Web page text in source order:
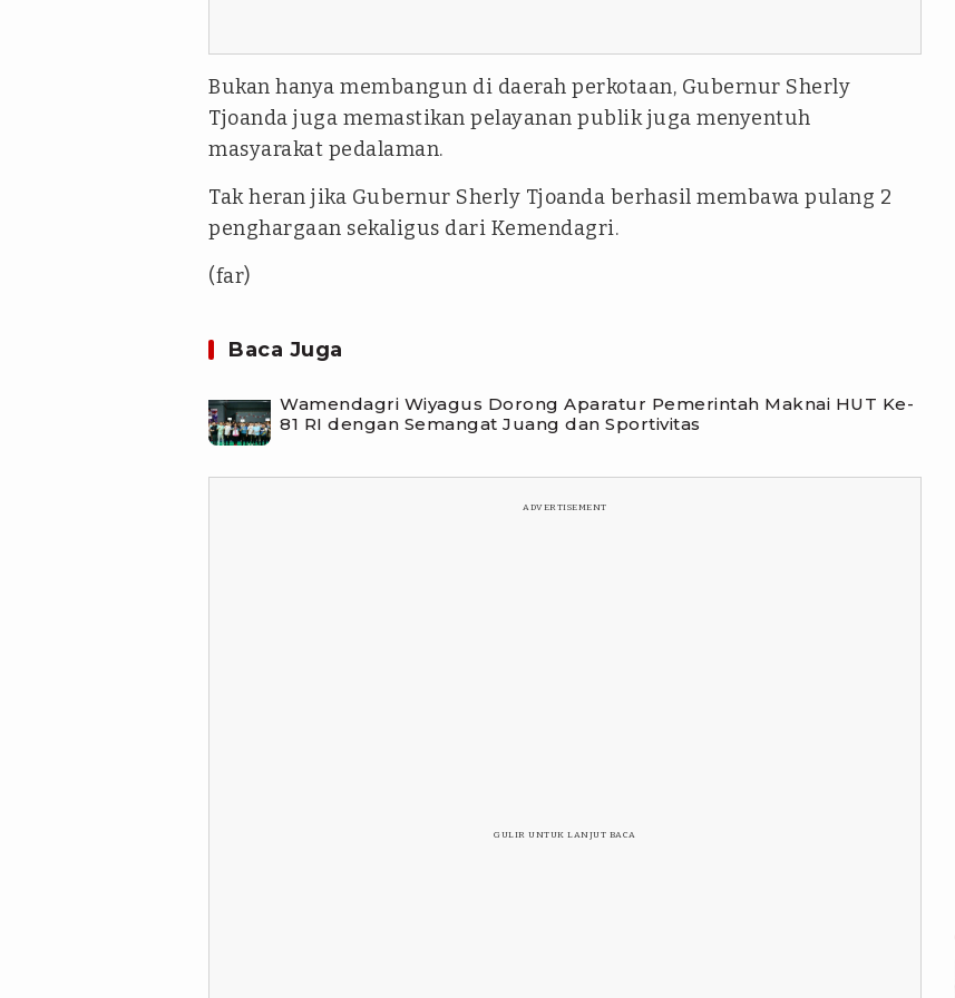
Bukan hanya membangun di daerah perkotaan, Gubernur Sherly
Tjoanda juga memastikan pelayanan publik juga menyentuh
masyarakat pedalaman.
Tak heran jika Gubernur Sherly Tjoanda berhasil membawa pulang 2
penghargaan sekaligus dari Kemendagri.
(far)
Baca Juga
Wamendagri Wiyagus Dorong Aparatur Pemerintah Maknai HUT Ke-
81 RI dengan Semangat Juang dan Sportivitas
ADVERTISEMENT
GULIR UNTUK LANJUT BACA